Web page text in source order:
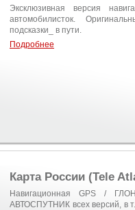
Эксклюзивная версия
автомобилисток.
подсказки_ в пути.
Подробнее
Карта России (Tele
Навигационная GPS /
АВТОСПУТНИК всех версий, в